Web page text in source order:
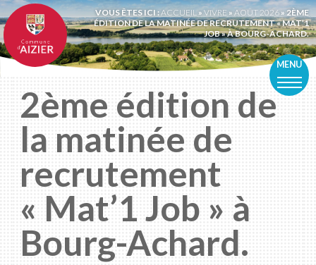
VOUS ÊTES ICI :ACCUEIL » VIVRE » AOÛT 2026 » 2ÈME
ÉDITION DE LA MATINÉE DE RECRUTEMENT « MAT’1
JOB » À BOURG-ACHARD.
MENU
2ème édition de
la matinée de
recrutement
« Mat’1 Job » à
Bourg-Achard.